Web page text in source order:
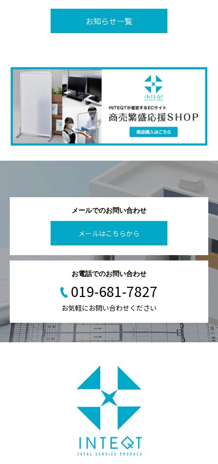
お知らせ一覧
メールでのお問い合わせ
メールはこちらから
お電話でのお問い合わせ
019-681-7827
お気軽にお問い合わせください